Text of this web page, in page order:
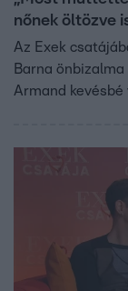
nőnek öltözve
Az Exek
Barna
Armand